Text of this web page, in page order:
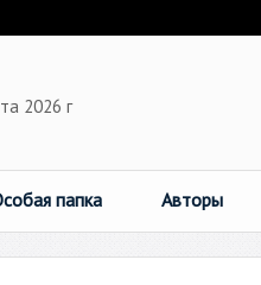
2026 г
папка Авторы